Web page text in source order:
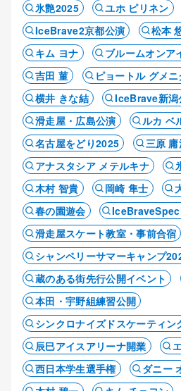
氷艶2025
ユホ ピリネン
IceBrave2京都公演
松本
キム ヨナ
ブルームオンア
吉田 菫
ピョートル グメニ
横井 きな結
IceBrave新潟
滑走屋・広島公演
ルカ ベ
名古屋をどり2025
三原
アナスタシア メテルキナ
木村 智貴
岡崎 隼士
春の園遊会
滑走屋スケート教室・事前合宿
シャンペリーサマーキャンプ
蔵のある街先行公開イベント
本田・宇野組練習公開
シンクロナイズドスケーティン
辰巳アイスアリーナ開業
西日本学生選手権
ダニー